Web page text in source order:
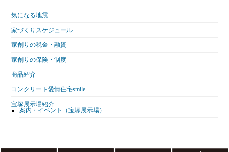
気になる地震
家づくりスケジュール
家創りの税金・融資
家創りの保険・制度
商品紹介
コンクリート愛情住宅smile
宝塚展示場紹介
案内・イベント（宝塚展示場）